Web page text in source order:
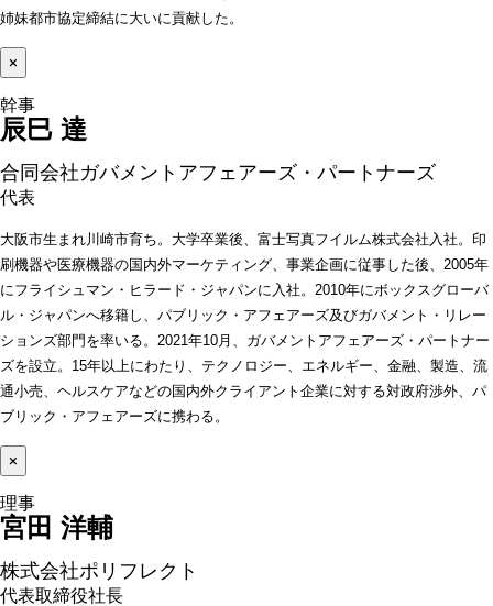
姉妹都市協定締結に大いに貢献した。
×
辰巳 達
合同会社ガバメントアフェアーズ・パートナーズ
代表
大阪市生まれ川崎市育ち。大学卒業後、富士写真フイルム株式会社入社。印
刷機器や医療機器の国内外マーケティング、事業企画に従事した後、2005年
にフライシュマン・ヒラード・ジャパンに入社。2010年にボックスグローバ
ル・ジャパンへ移籍し、パブリック・アフェアーズ及びガバメント・リレー
ションズ部門を率いる。2021年10月、ガバメントアフェアーズ・パートナー
ズを設立。15年以上にわたり、テクノロジー、エネルギー、金融、製造、流
通小売、ヘルスケアなどの国内外クライアント企業に対する対政府渉外、パ
ブリック・アフェアーズに携わる。
×
宮田 洋輔
株式会社ポリフレクト
代表取締役社長